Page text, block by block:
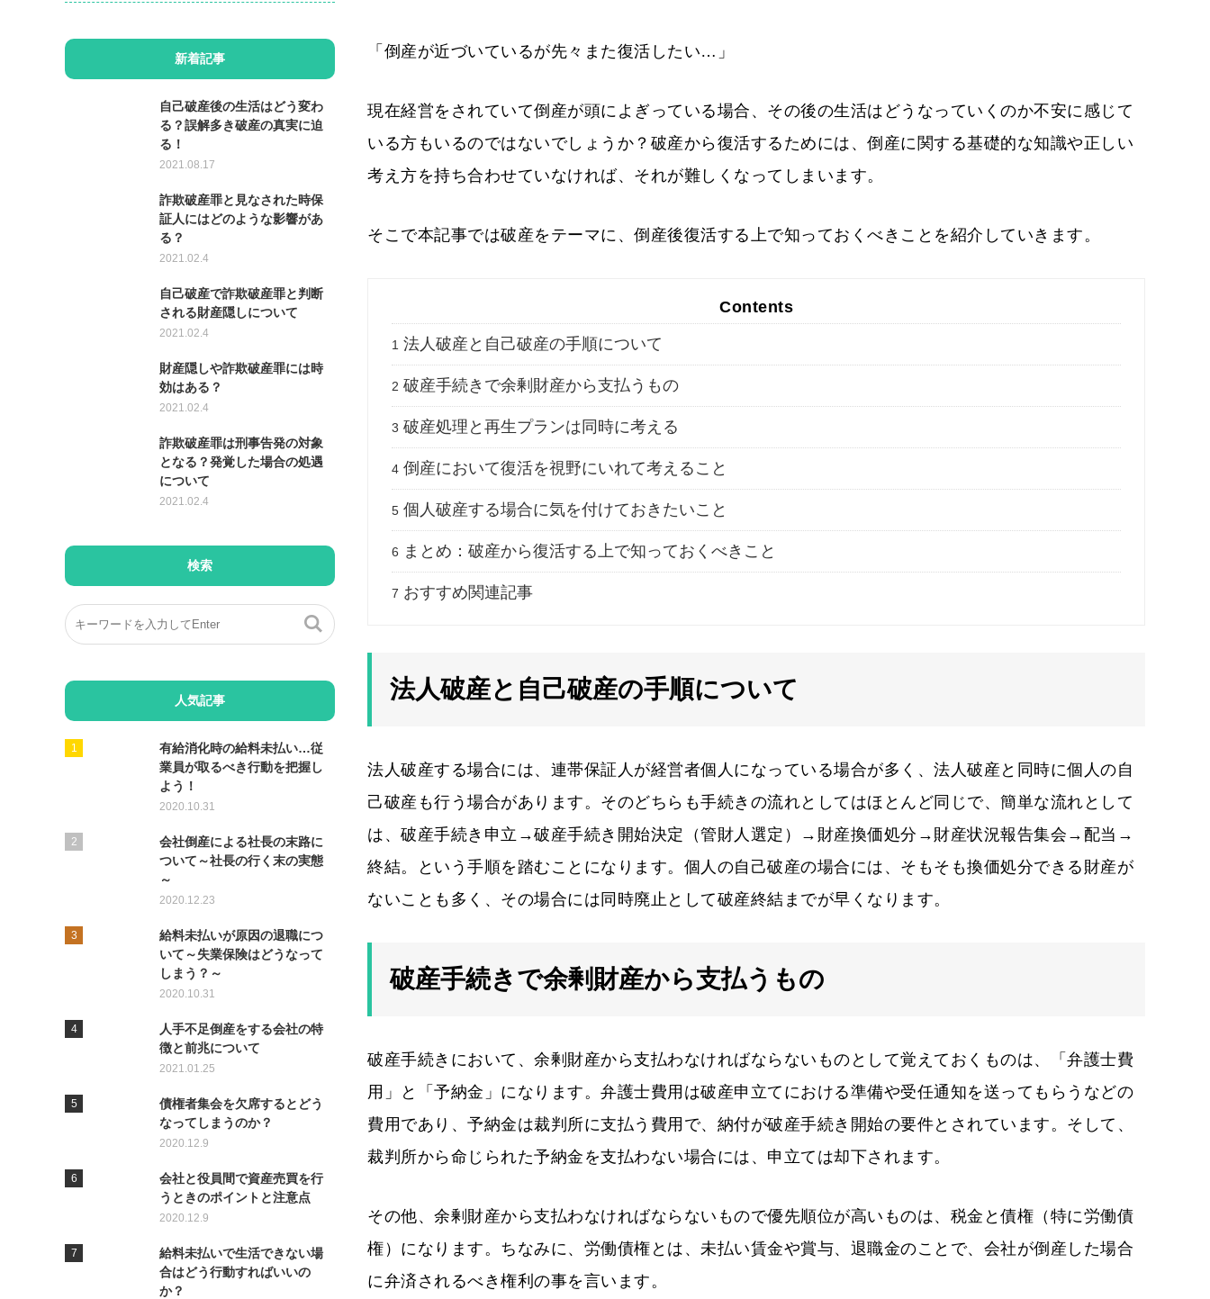
「倒産が近づいているが先々また復活したい…」
現在経営をされていて倒産が頭によぎっている場合、その後の生活はどうなっていくのか不安に感じて
いる方もいるのではないでしょうか？破産から復活するためには、倒産に関する基礎的な知識や正しい
考え方を持ち合わせていなければ、それが難しくなってしまいます。
そこで本記事では破産をテーマに、倒産後復活する上で知っておくべきことを紹介していきます。
Contents
1 法人破産と自己破産の手順について
2 破産手続きで余剰財産から支払うもの
3 破産処理と再生プランは同時に考える
4 倒産において復活を視野にいれて考えること
5 個人破産する場合に気を付けておきたいこと
6 まとめ：破産から復活する上で知っておくべきこと
7 おすすめ関連記事
法人破産と自己破産の手順について
法人破産する場合には、連帯保証人が経営者個人になっている場合が多く、法人破産と同時に個人の自
己破産も行う場合があります。そのどちらも手続きの流れとしてはほとんど同じで、簡単な流れとして
は、破産手続き申立→破産手続き開始決定（管財人選定）→財産換価処分→財産状況報告集会→配当→
終結。という手順を踏むことになります。個人の自己破産の場合には、そもそも換価処分できる財産が
ないことも多く、その場合には同時廃止として破産終結までが早くなります。
破産手続きで余剰財産から支払うもの
破産手続きにおいて、余剰財産から支払わなければならないものとして覚えておくものは、「弁護士費
用」と「予納金」になります。弁護士費用は破産申立てにおける準備や受任通知を送ってもらうなどの
費用であり、予納金は裁判所に支払う費用で、納付が破産手続き開始の要件とされています。そして、
裁判所から命じられた予納金を支払わない場合には、申立ては却下されます。
その他、余剰財産から支払わなければならないもので優先順位が高いものは、税金と債権（特に労働債
権）になります。ちなみに、労働債権とは、未払い賃金や賞与、退職金のことで、会社が倒産した場合
に弁済されるべき権利の事を言います。
新着記事
自己破産後の生活はどう変わ
る？誤解多き破産の真実に迫
る！
2021.08.17
詐欺破産罪と見なされた時保
証人にはどのような影響があ
る？
2021.02.4
自己破産で詐欺破産罪と判断
される財産隠しについて
2021.02.4
財産隠しや詐欺破産罪には時
効はある？
2021.02.4
詐欺破産罪は刑事告発の対象
となる？発覚した場合の処遇
について
2021.02.4
検索
人気記事
有給消化時の給料未払い…従
業員が取るべき行動を把握し
よう！
2020.10.31
会社倒産による社長の末路に
ついて～社長の行く末の実態
～
2020.12.23
給料未払いが原因の退職につ
いて～失業保険はどうなって
しまう？～
2020.10.31
人手不足倒産をする会社の特
徴と前兆について
2021.01.25
債権者集会を欠席するとどう
なってしまうのか？
2020.12.9
会社と役員間で資産売買を行
うときのポイントと注意点
2020.12.9
給料未払いで生活できない場
合はどう行動すればいいの
か？